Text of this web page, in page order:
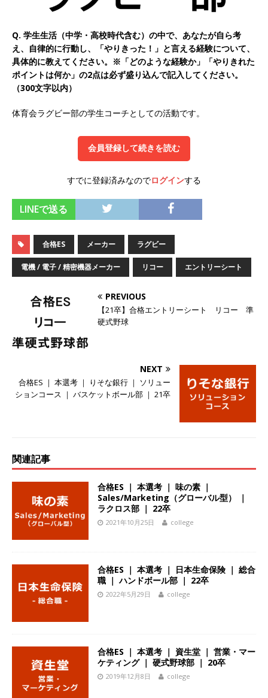
完全休み ｜ プライム上場 ｜ M&A総合研究所
体育会積極採用企業
[ 2026年5月15日 ]
【 28卒 ｜ インターンシップ
参加者は書類選考・一次面接免除 】 M&A総研の
いコンサルを行う ｜ スタートアップの成長性×
大手グループとしての安定性バツグン ｜ 年収
500万スタート ｜ 土日祝休み ｜ 東京勤務 ｜ ク
オンツ・コンサルティング
体育会積極採用企
業
[ 2026年5月14日 ] 【 28卒 ｜ ES自動合格!! 】 文
理不問 ｜ 世界中のシェア約80％・国内シェア
50％以上の製品保有!! ｜ 一眼レフ大手メーカー
全てと取引する国内トップシェアのマグネシウム
部品製造メーカー ｜ 賞与前年度実績6.5ヵ月・平
均6ヶ月以上 ｜ ミツワ電機工業
格!! 】 需要が伸び続ける安定したリフォーム業界
の専門商社 ｜ 大手メーカーとも取引多数!! ｜ 30
歳までは個人の成績に関わらず昇給を約束 ｜ ソ
プと電通グループの傘下 ｜ 初任給40万 ｜ 人よ
り速く、高い成長を求める人には超魅力的な挑戦
環境!! ｜ 日本で初めてインターネット広告事業を
体育会積極採用企業
[ 2026年5月14日 ] 【 28卒 ｜ 体験型インターン
ル、マーケティング、ブランディングが経験でき
る ｜ 土日祝休み ｜ 年間休日124日 ｜ ギミック
Q. 学生生活（中学・高校時代含む）の中で、あなたが自ら考
え、自律的に行動し、「やりきった！」と言える経験について、
具体的に教えてください。※「どのような経験か」「やりきれた
ポイントは何か」の2点は必ず盛り込んで記入してください。
（300文字以内）
体育会ラグビー部の学生コーチとしての活動です。
会員登録して続きを読む
すでに登録済みなのでログインする
LINEで送る
合格ES メーカー ラグビー
電機 / 電子 / 精密機器メーカー リコー エントリーシート
PREVIOUS
【21卒】合格エントリーシート リコー 準
硬式野球
NEXT
合格ES ｜ 本選考 ｜ りそな銀行 ｜ ソリュー
ションコース ｜ バスケットボール部 ｜ 21卒
関連記事
合格ES ｜ 本選考 ｜ 味の素 ｜
Sales/Marketing（グローバル型） ｜
ラクロス部 ｜ 22卒
2021年10月25日 college
合格ES ｜ 本選考 ｜ 日本生命保険 ｜ 総合
職 ｜ ハンドボール部 ｜ 22卒
2022年5月29日 college
合格ES ｜ 本選考 ｜ 資生堂 ｜ 営業・マー
ケティング ｜ 硬式野球部 ｜ 20卒
2019年12月8日 college